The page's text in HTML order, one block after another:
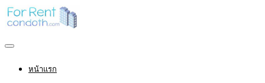
หน้าแรก